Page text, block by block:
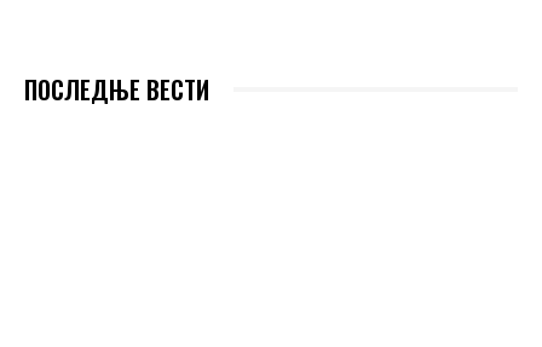
ПОСЛЕДЊЕ ВЕСТИ